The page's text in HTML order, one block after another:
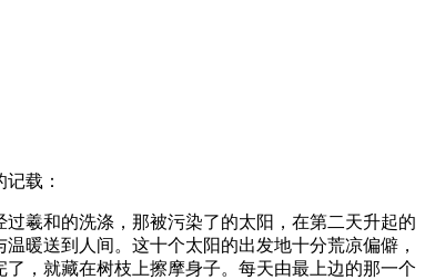
载：
羲和的洗涤，那被污染了的太阳，在第二天升起的
暖送到人间。这十个太阳的出发地十分荒凉偏僻，
，就藏在树枝上擦摩身子。每天由最上边的那一个